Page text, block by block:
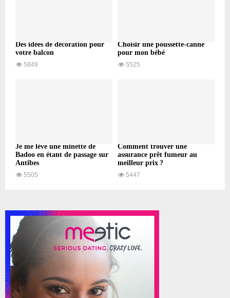
Des idées de décoration pour
votre balcon
5849
Choisir une poussette-canne
pour mon bébé
5525
Je me lève une minette de
Badoo en étant de passage sur
Antibes
5505
Comment trouver une
assurance prêt fumeur au
meilleur prix ?
5447